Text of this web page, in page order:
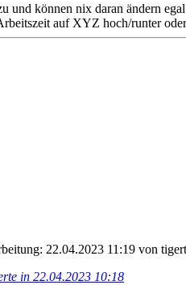
und können nix daran ändern
auf XYZ hoch/runter
: 22.04.2023 11:19 von
in 22.04.2023 10:18